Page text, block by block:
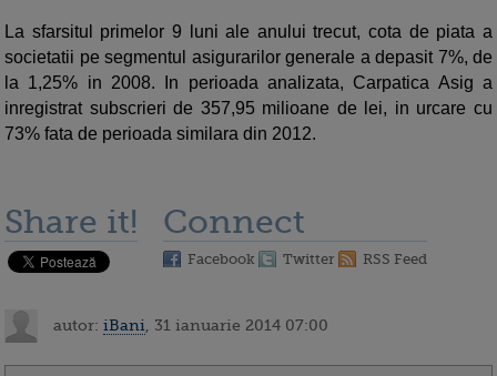
La sfarsitul primelor 9 luni ale anului trecut, cota de piata a
societatii pe segmentul asigurarilor generale a depasit 7%, de
la 1,25% in 2008. In perioada analizata, Carpatica Asig a
inregistrat subscrieri de 357,95 milioane de lei, in urcare cu
73% fata de perioada similara din 2012.
Share it! Connect
Facebook Twitter RSS Feed
autor: iBani , 31 ianuarie 2014 07:00